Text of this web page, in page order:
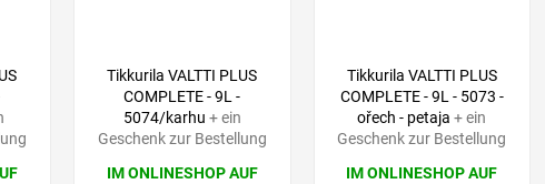
Tikkurila VALTTI PLUS
COMPLETE - 9L -
5074/karhu + ein
Geschenk zur Bestellung
IM ONLINESHOP AUF
Tikkurila VALTTI PLUS
COMPLETE - 9L - 5073 -
ořech - petaja+ ein
Geschenk zur Bestellung
IM ONLINESHOP AUF